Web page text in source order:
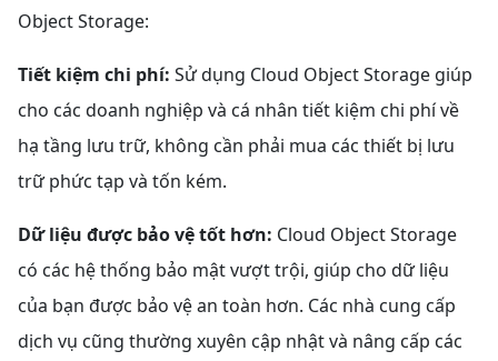
Object Storage:
Tiết kiệm chi phí: Sử dụng Cloud Object Storage giúp
cho các doanh nghiệp và cá nhân tiết kiệm chi phí về
hạ tầng lưu trữ, không cần phải mua các thiết bị lưu
trữ phức tạp và tốn kém.
Dữ liệu được bảo vệ tốt hơn: Cloud Object Storage
có các hệ thống bảo mật vượt trội, giúp cho dữ liệu
của bạn được bảo vệ an toàn hơn. Các nhà cung cấp
dịch vụ cũng thường xuyên cập nhật và nâng cấp các